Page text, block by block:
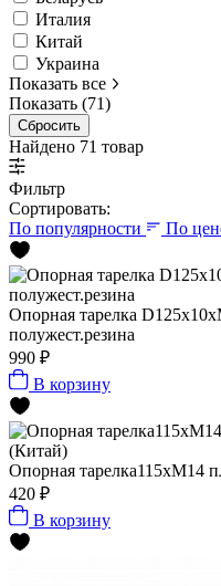
Италия
Китай
Украина
Показать все
Показать (71)
Сбросить
Найдено 71 товар
Фильтр
Сортировать:
По популярности
По
Опорная тарелка
полужест.резина
990 ₽
В корзину
Опорная тарелка115xМ14
420 ₽
В корзину